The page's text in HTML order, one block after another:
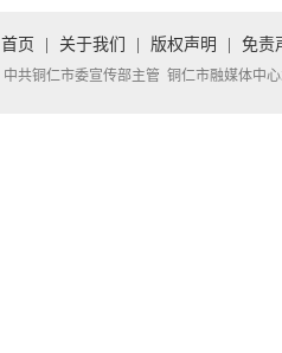
首页 关于我们 版权声明 免责
中共铜仁市委宣传部主管 铜仁市融媒体中心